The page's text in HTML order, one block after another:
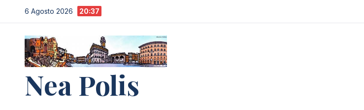
al
contenuto
6 Agosto 2026 20:37
Nea Polis